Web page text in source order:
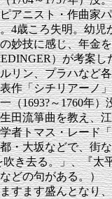
ニスト・作曲家パ
4歳ころ失明。幼
妙技に感じ、年金
）が考案
リン、プラハなど
作「シチリアーノ
1693?～1760年
田流箏曲を教え、
者トマス・レード
大坂などで、街な
き去る。」、『太
どの句がある。）
ます盛んとなり